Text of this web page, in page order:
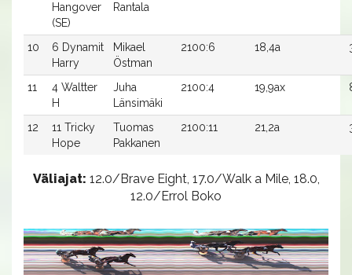
Hangover
(SE)
Rantala
10
6 Dynamit
Harry
Mikael
Östman
2100:6 18,4a
11
4 Waltter
H
Juha
Länsimäki
2100:4 19,9ax
12
11 Tricky
Hope
Tuomas
Pakkanen
2100:11 21,2a
Väliajat: 12.0/Brave Eight, 17.0/Walk a Mile, 18.0,
12.0/Errol Boko